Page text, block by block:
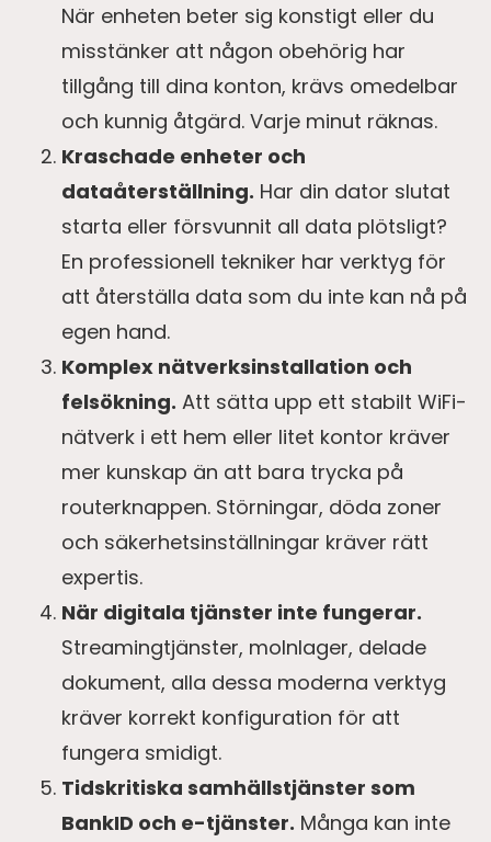
När enheten beter sig konstigt eller du
misstänker att någon obehörig har
tillgång till dina konton, krävs omedelbar
och kunnig åtgärd. Varje minut räknas.
Kraschade enheter och
dataåterställning. Har din dator slutat
starta eller försvunnit all data plötsligt?
En professionell tekniker har verktyg för
att återställa data som du inte kan nå på
egen hand.
Komplex nätverksinstallation och
felsökning. Att sätta upp ett stabilt WiFi-
nätverk i ett hem eller litet kontor kräver
mer kunskap än att bara trycka på
routerknappen. Störningar, döda zoner
och säkerhetsinställningar kräver rätt
expertis.
När digitala tjänster inte fungerar.
Streamingtjänster, molnlager, delade
dokument, alla dessa moderna verktyg
kräver korrekt konfiguration för att
fungera smidigt.
Tidskritiska samhällstjänster som
BankID och e-tjänster. Många kan inte